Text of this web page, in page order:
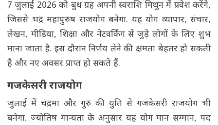
7 जुलाई 2026 को बुध ग्रह अपनी स्वराशि मिथुन में प्रवेश करेंगे,
जिससे भद्र महापुरुष राजयोग बनेगा. यह योग व्यापार, संचार,
लेखन, मीडिया, शिक्षा और नेटवर्किंग से जुड़े लोगों के लिए शुभ
माना जाता है. इस दौरान निर्णय लेने की क्षमता बेहतर हो सकती
है और नए अवसर प्राप्त हो सकते हैं.
गजकेसरी राजयोग
जुलाई में चंद्रमा और गुरु की युति से गजकेसरी राजयोग भी
बनेगा. ज्योतिष मान्यता के अनुसार यह योग मान सम्मान, पद